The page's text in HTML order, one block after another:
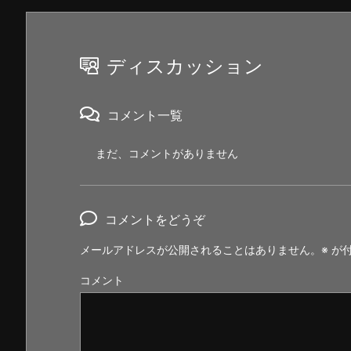
ディスカッション
コメント一覧
まだ、コメントがありません
コメントをどうぞ
メールアドレスが公開されることはありません。 ※ が
コメント